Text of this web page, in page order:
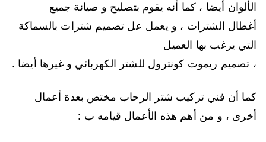
الألوان أيضا ، كما أنه يقوم بتصليح و صيانة جميع
أغطال الشترات ، و يعمل عل تصميم شترات بالسماكة
التي يرغب بها العميل
، تصميم ريموت كونترول للشتر الكهربائي و غيرها أيضا .
كما أن فني تركيب شتر الرحاب مختص بعدة أعمال
أخرى ، و من أهم هذه الأعمال قيامه ب :